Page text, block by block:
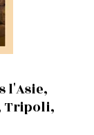
l'Asie,
Tripoli,